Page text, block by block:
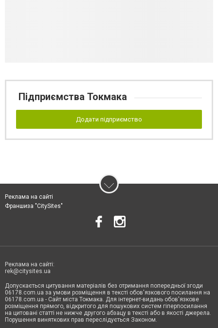
Підприємства Токмака
Додати підприємство
Реклама на сайті
Франшиза "CitySites"
Реклама на сайті:
rek@citysites.ua
Допускається цитування матеріалів без отримання попередньої згоди
06178.com.ua за умови розміщення в тексті обов'язкового посилання на
06178.com.ua - Сайт міста Токмака. Для інтернет-видань обов'язкове
розміщення прямого, відкритого для пошукових систем гіперпосилання
на цитовані статті не нижче другого абзацу в тексті або в якості джерела.
Порушення виняткових прав переслідується Законом.